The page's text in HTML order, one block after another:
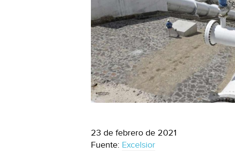
23 de febrero de 2021
Fuente: Excelsior